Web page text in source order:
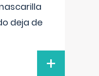
deja de
+